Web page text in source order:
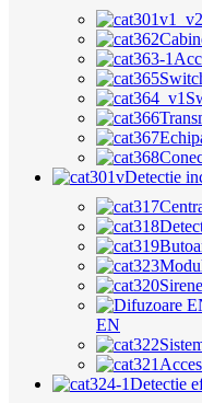
Detectie
EN
Detectie